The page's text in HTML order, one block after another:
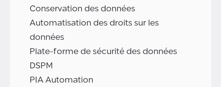
Conservation des données
Automatisation des droits sur les
données
Plate-forme de sécurité des données
DSPM
PIA Automation